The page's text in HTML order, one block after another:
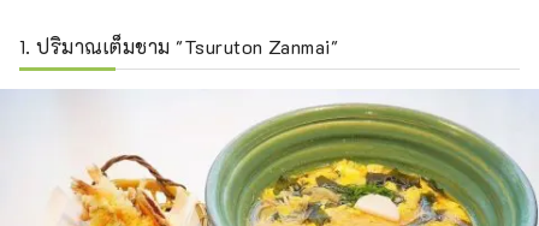
1. ปริมาณเต็มชาม "Tsuruton Zanmai"